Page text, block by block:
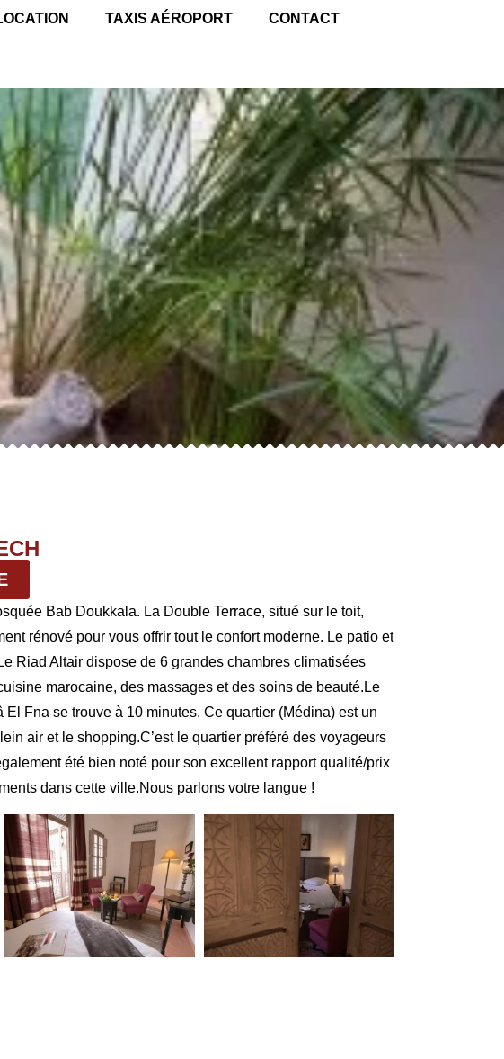
TAXIS AÉROPORT CONTACT
Bab Doukkala. La Double Terrace, situé sur le toit,
rénové pour vous offrir tout le confort moderne. Le patio et
Riad Altair dispose de 6 grandes chambres climatisées
marocaine, des massages et des soins de beauté.Le
Fna se trouve à 10 minutes. Ce quartier (Médina) est un
air et le shopping.C’est le quartier préféré des voyageurs
été bien noté pour son excellent rapport qualité/prix
dans cette ville.Nous parlons votre langue !